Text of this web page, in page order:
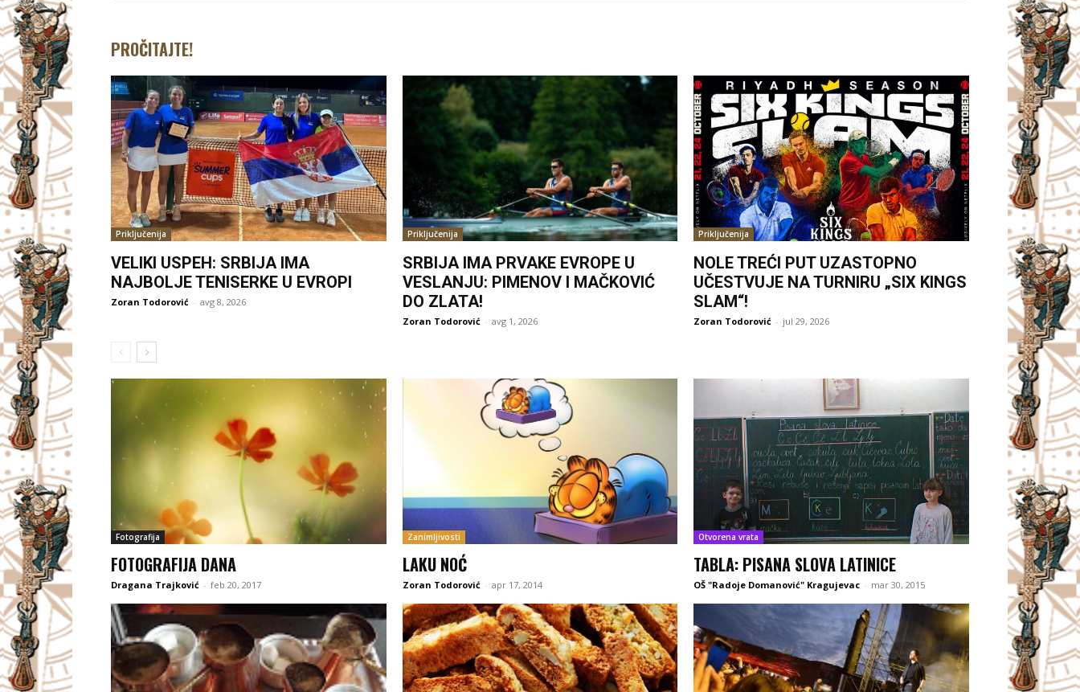
PROČITAJTE!
Priključenija
VELIKI USPEH: SRBIJA IMA
NAJBOLJE TENISERKE U EVROPI
Zoran Todorović - avg 8, 2026
Priključenija
SRBIJA IMA PRVAKE EVROPE U
VESLANJU: PIMENOV I MAČKOVIĆ
DO ZLATA!
Zoran Todorović - avg 1, 2026
Priključenija
NOLE TREĆI PUT UZASTOPNO
UČESTVUJE NA TURNIRU „SIX KINGS
SLAM“!
Zoran Todorović - jul 29, 2026
Fotografija
FOTOGRAFIJA DANA
Dragana Trajković - feb 20, 2017
Zanimljivosti
LAKU NOĆ
Zoran Todorović - apr 17, 2014
Otvorena vrata
TABLA: PISANA SLOVA LATINICE
OŠ "Radoje Domanović" Kragujevac - mar 30, 2015